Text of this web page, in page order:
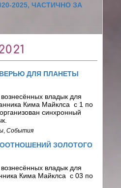
2025, ЧАСТИЧНО ЗА
ДЛЯ ПЛАНЕТЫ
владык для
Кима Майклса с 1 по
синхронный
,События
ЗОЛОТОГО
владык для
Кима Майклса с 03 по